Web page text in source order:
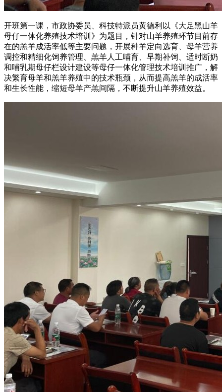
开班第一课，市政协委员、科技特派员黄德利以《大足黑山羊
母仔一体化养殖技术培训》为题目，针对山羊养殖环节目前存
在的羔羊成活率低等主要问题，开展种羊定向选育、母羊营养
调控和精细化饲养管理、羔羊人工哺育、早期补饲、适时断奶
和哺乳期母仔栏设计建设等母仔一体化管理技术培训推广，解
决繁育母羊和羔羊养殖中的技术瓶颈，从而提高羔羊的成活率
和生长性能，缩短母羊产羔间隔，不断提升山羊养殖效益。